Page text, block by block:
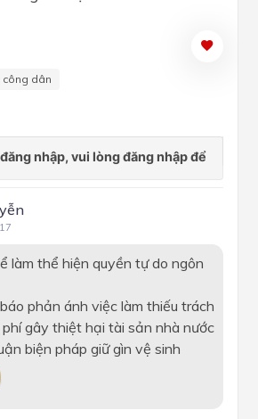
công dân
làm thể hiện quyền tự do ngôn
phản ánh việc làm thiếu trách
gây thiệt hại tài sản nhà nước
biện pháp giữ gìn vệ sinh